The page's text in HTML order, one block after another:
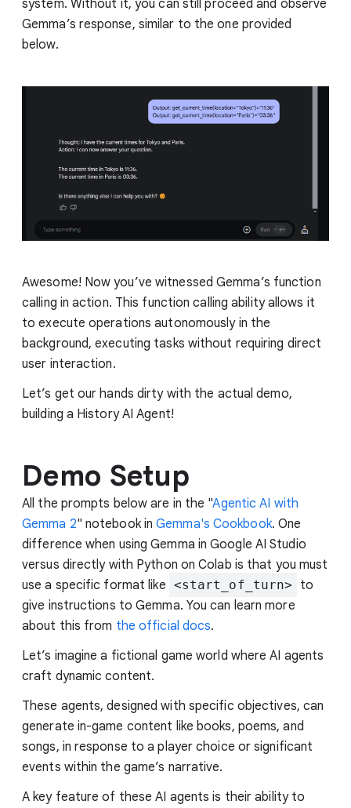
system. Without it, you can still proceed and observe
Gemma’s response, similar to the one provided
below.
Awesome! Now you’ve witnessed Gemma’s function
calling in action. This function calling ability allows it
to execute operations autonomously in the
background, executing tasks without requiring direct
user interaction.
Let’s get our hands dirty with the actual demo,
building a History AI Agent!
Demo Setup
All the prompts below are in the "Agentic AI with
Gemma 2" notebook inGemma's Cookbook. One
difference when using Gemma in Google AI Studio
versus directly with Python on Colab is that you must
use a specific format like <start_of_turn>
to
give instructions to Gemma. You can learn more
about this from the official docs.
Let’s imagine a fictional game world where AI agents
craft dynamic content.
These agents, designed with specific objectives, can
generate in-game content like books, poems, and
songs, in response to a player choice or significant
events within the game’s narrative.
A key feature of these AI agents is their ability to